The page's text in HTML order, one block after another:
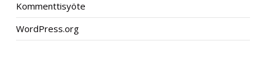
Kommenttisyöte
WordPress.org